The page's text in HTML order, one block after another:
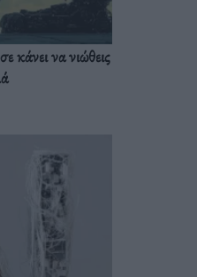
κάνει να νιώθεις